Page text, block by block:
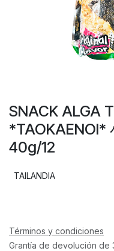
SNACK ALGA
*TAOKAENOI*
40g/12
TAILANDIA
Términos y condiciones
Grantía de devolución de